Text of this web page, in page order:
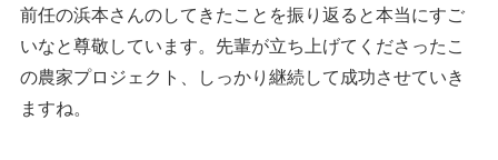
前任の浜本さんのしてきたことを振り返ると本当にすご
いなと尊敬しています。先輩が立ち上げてくださったこ
の農家プロジェクト、しっかり継続して成功させていき
ますね。